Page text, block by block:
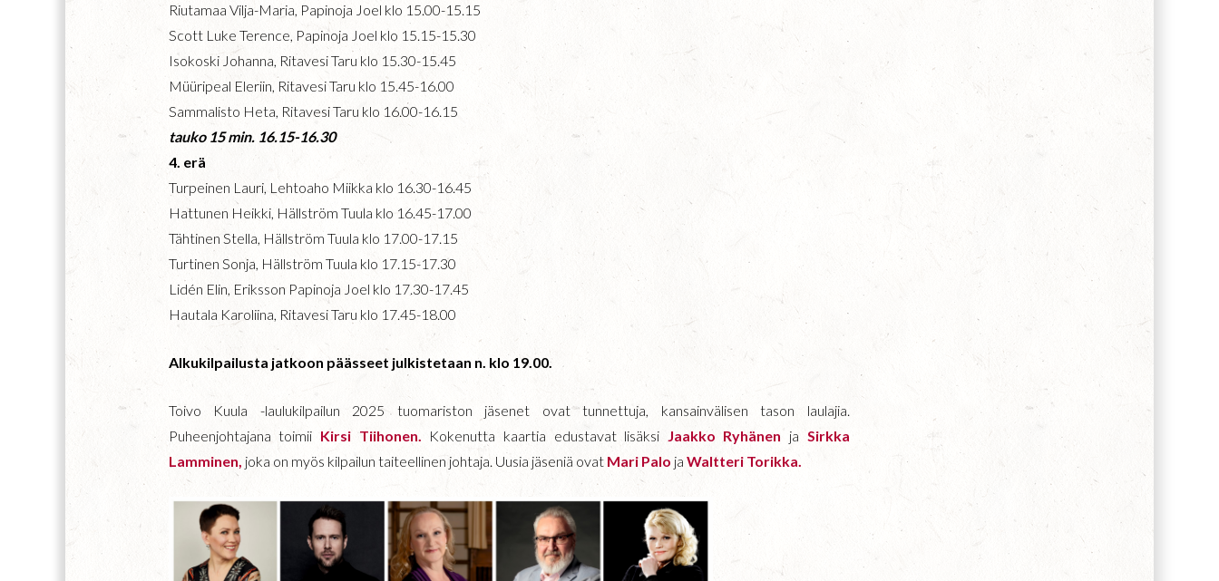
Riutamaa Vilja-Maria, Papinoja Joel klo 15.00-15.15
Scott Luke Terence, Papinoja Joel klo 15.15-15.30
Isokoski Johanna, Ritavesi Taru klo 15.30-15.45
Müüripeal Eleriin, Ritavesi Taru klo 15.45-16.00
Sammalisto Heta, Ritavesi Taru klo 16.00-16.15
tauko 15 min. 16.15-16.30
4. erä
Turpeinen Lauri, Lehtoaho Miikka klo 16.30-16.45
Hattunen Heikki, Hällström Tuula klo 16.45-17.00
Tähtinen Stella, Hällström Tuula klo 17.00-17.15
Turtinen Sonja, Hällström Tuula klo 17.15-17.30
Lidén Elin, Eriksson Papinoja Joel klo 17.30-17.45
Hautala Karoliina, Ritavesi Taru klo 17.45-18.00
Alkukilpailusta jatkoon päässeet julkistetaan n. klo 19.00.
Toivo Kuula -laulukilpailun 2025 tuomariston jäsenet ovat tunnettuja, kansainvälisen tason laulajia.
Puheenjohtajana toimii Kirsi Tiihonen. Kokenutta kaartia edustavat lisäksi Jaakko Ryhänen ja Sirkka
Lamminen, joka on myös kilpailun taiteellinen johtaja. Uusia jäseniä ovat Mari Palo ja Waltteri Torikka.